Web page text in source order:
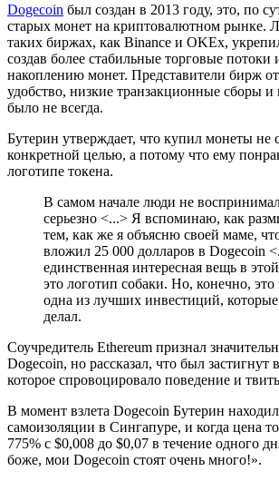
Dogecoin был создан в 2013 году, это, по
старых монет на криптовалютном рынке.
таких биржах, как Binance и OKEx,
создав более стабильные торговые потоки
накоплению монет. Представители бирж
удобство, низкие транзакционные сборы
было не всегда.
Бутерин утверждает, что купил монеты не
конкретной целью, а потому что ему
логотипе токена.
В самом начале люди не
серьезно <...> Я вспоминаю, как
тем, как же я объясню своей маме,
вложил 25 000 долларов в Dogecoin
единственная интересная вещь в
это логотип собаки. Но, конечно, это
одна из лучших инвестиций, которые
делал.
Соучредитель Ethereum признал
Dogecoin, но рассказал, что был застигнут
которое спровоцировало поведение и
В момент взлета Dogecoin Бутерин
самоизоляции в Сингапуре, и когда цена
775% с $0,008 до $0,07 в течение одного
боже, мои Dogecoin стоят очень много!».